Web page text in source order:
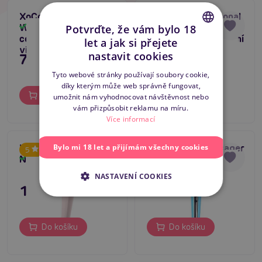
XoCoon The Traveller
Wand (Green),
cestovní masážní
vibrátor
795 Kč
Do košíku
XoCoon The Personal
Wand (Fuchsia),
ergonomický masážní
vibrátor
Skladem
1 395 Kč
Do košíku
5
Vivre Bodywand
NANA
Skladem
1 295 Kč
Do košíku
Boss Series Massager
Genius USB (Blue)
Skladem
Do košíku
ENGLISH
Potvrďte, že vám bylo 18
let a jak si přejete
nastavit cookies
Tyto webové stránky používají soubory cookie,
díky kterým může web správně fungovat,
umožnit nám vyhodnocovat návštěvnost nebo
vám přizpůsobit reklamu na míru.
Více informací
Bylo mi 18 let a přijímám všechny cookies
NASTAVENÍ COOKIES